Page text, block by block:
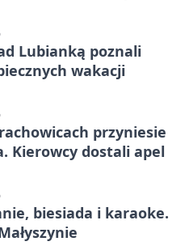
Lubianką poznali
wakacji
przyniesie
Kierowcy dostali apel
biesiada i karaoke.